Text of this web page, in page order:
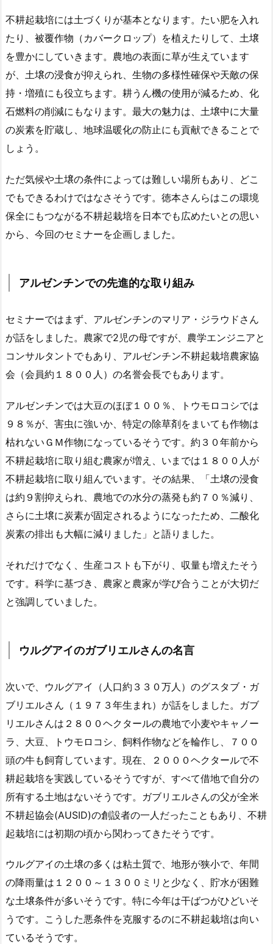
不耕起栽培には土づくりが基本となります。たい肥を入れ
たり、被覆作物（カバークロップ）を植えたりして、土壌
を豊かにしていきます。農地の表面に草が生えています
が、土壌の浸食が抑えられ、生物の多様性確保や天敵の保
持・増殖にも役立ちます。耕うん機の使用が減るため、化
石燃料の削減にもなります。最大の魅力は、土壌中に大量
の炭素を貯蔵し、地球温暖化の防止にも貢献できることで
しょう。
ただ気候や土壌の条件によっては難しい場所もあり、どこ
でもできるわけではなさそうです。徳本さんらはこの環境
保全にもつながる不耕起栽培を日本でも広めたいとの思い
から、今回のセミナーを企画しました。
アルゼンチンでの先進的な取り組み
セミナーではまず、アルゼンチンのマリア・ジラウドさん
が話をしました。農家で2児の母ですが、農学エンジニアと
コンサルタントでもあり、アルゼンチン不耕起栽培農家協
会（会員約１８００人）の名誉会長でもあります。
アルゼンチンでは大豆のほぼ１００％、トウモロコシでは
９８％が、害虫に強いか、特定の除草剤をまいても作物は
枯れないＧＭ作物になっているそうです。約３０年前から
不耕起栽培に取り組む農家が増え、いまでは１８００人が
不耕起栽培に取り組んでいます。その結果、「土壌の浸食
は約９割抑えられ、農地での水分の蒸発も約７０％減り、
さらに土壌に炭素が固定されるようになったため、二酸化
炭素の排出も大幅に減りました」と語りました。
それだけでなく、生産コストも下がり、収量も増えたそう
です。科学に基づき、農家と農家が学び合うことが大切だ
と強調していました。
ウルグアイのガブリエルさんの名言
次いで、ウルグアイ（人口約３３０万人）のグスタブ・ガ
ブリエルさん（１９７３年生まれ）が話をしました。ガブ
リエルさんは２８００ヘクタールの農地で小麦やキャノー
ラ、大豆、トウモロコシ、飼料作物などを輪作し、７００
頭の牛も飼育しています。現在、２０００ヘクタールで不
耕起栽培を実践しているそうですが、すべて借地で自分の
所有する土地はないそうです。ガブリエルさんの父が全米
不耕起協会(AUSID)の創設者の一人だったこともあり、不耕
起栽培には初期の頃から関わってきたそうです。
ウルグアイの土壌の多くは粘土質で、地形が狭小で、年間
の降雨量は１２００～１３００ミリと少なく、貯水が困難
な土壌条件が多いそうです。特に今年は干ばつがひどいそ
うです。こうした悪条件を克服するのに不耕起栽培は向い
ているそうです。